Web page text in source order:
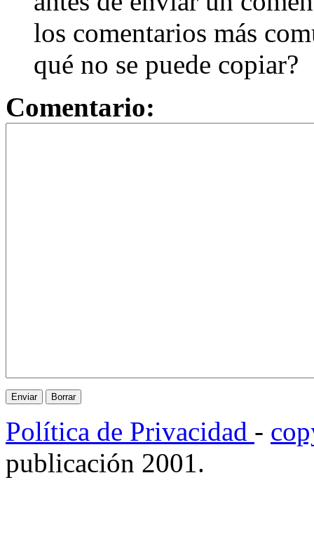
los comentarios más
qué no se puede copiar?
Comentario:
Política de Privacidad -
publicación 2001.